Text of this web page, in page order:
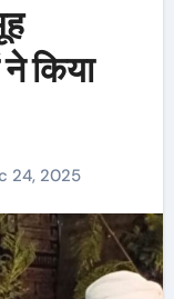
किया
24, 2025